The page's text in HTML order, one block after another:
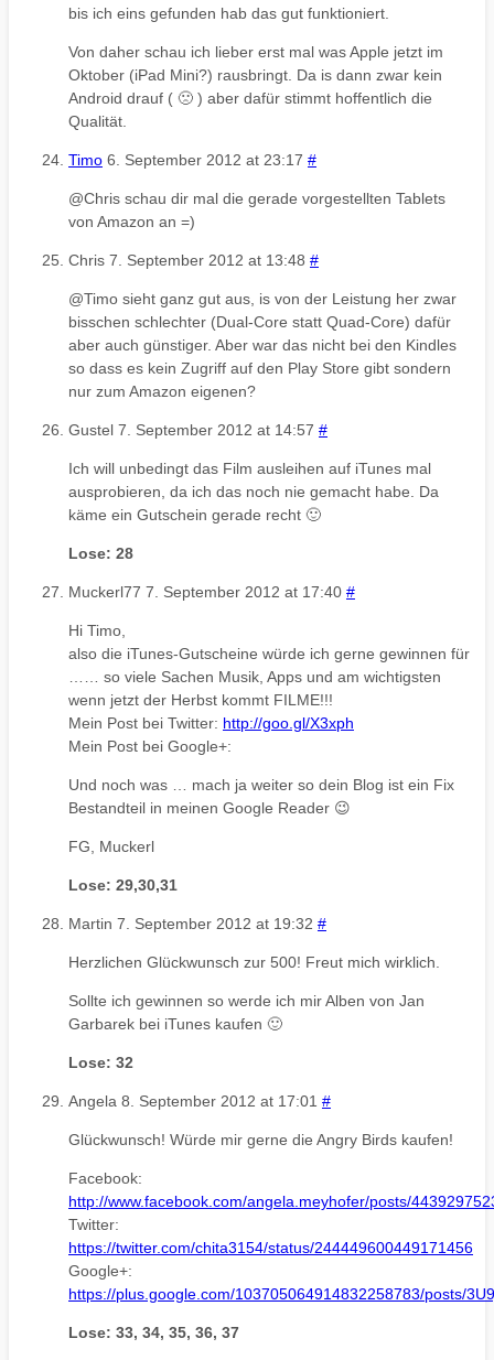
bis ich eins gefunden hab das gut funktioniert.
Von daher schau ich lieber erst mal was Apple jetzt im
Oktober (iPad Mini?) rausbringt. Da is dann zwar kein
Android drauf ( 🙁 ) aber dafür stimmt hoffentlich die
Qualität.
Timo 6. September 2012 at 23:17 #
@Chris schau dir mal die gerade vorgestellten Tablets
von Amazon an =)
Chris 7. September 2012 at 13:48 #
@Timo sieht ganz gut aus, is von der Leistung her zwar
bisschen schlechter (Dual-Core statt Quad-Core) dafür
aber auch günstiger. Aber war das nicht bei den Kindles
so dass es kein Zugriff auf den Play Store gibt sondern
nur zum Amazon eigenen?
Gustel 7. September 2012 at 14:57 #
Ich will unbedingt das Film ausleihen auf iTunes mal
ausprobieren, da ich das noch nie gemacht habe. Da
käme ein Gutschein gerade recht 🙂
Lose: 28
Muckerl77 7. September 2012 at 17:40 #
Hi Timo,
also die iTunes-Gutscheine würde ich gerne gewinnen für
…… so viele Sachen Musik, Apps und am wichtigsten
wenn jetzt der Herbst kommt FILME!!!
Mein Post bei Twitter: http://goo.gl/X3xph
Mein Post bei Google+:
Und noch was … mach ja weiter so dein Blog ist ein Fix
Bestandteil in meinen Google Reader 😉
FG, Muckerl
Lose: 29,30,31
Martin 7. September 2012 at 19:32 #
Herzlichen Glückwunsch zur 500! Freut mich wirklich.
Sollte ich gewinnen so werde ich mir Alben von Jan
Garbarek bei iTunes kaufen 🙂
Lose: 32
Angela 8. September 2012 at 17:01 #
Glückwunsch! Würde mir gerne die Angry Birds kaufen!
Facebook:
http://www.facebook.com/angela.meyhofer/posts/
Twitter:
https://twitter.com/chita3154/status/244449600449171456
Google+:
https://plus.google.com/103705064914832258783/posts/
Lose: 33, 34, 35, 36, 37